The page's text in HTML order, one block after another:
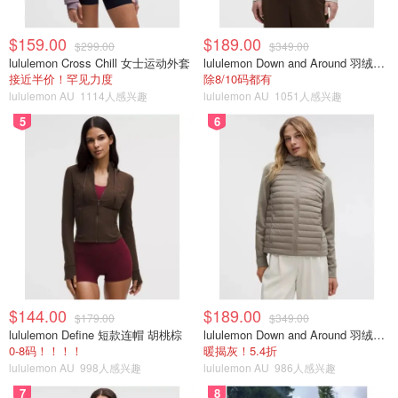
$159.00 $299.00
lululemon Cross Chill 女士运动外套
接近半价！罕见力度
lululemon AU 1114人感兴趣
$189.00 $349.00
lululemon Down and Around 羽绒夹克
除8/10码都有
lululemon AU 1051人感兴趣
5
$144.00 $179.00
lululemon Define 短款连帽 胡桃棕
0-8码！！！！
lululemon AU 998人感兴趣
6
$189.00 $349.00
lululemon Down and Around 羽绒夹克
暖揭灰！5.4折
lululemon AU 986人感兴趣
7 8